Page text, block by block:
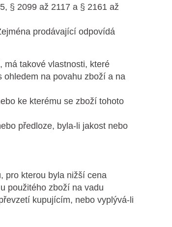
§ 2099 až 2117 a § 2161 až
prodávající odpovídá
má takové vlastnosti, které
na povahu zboží a na
ke kterému se zboží tohoto
předloze, byla-li jakost nebo
pro kterou byla nižší cena
použitého zboží na vadu
kupujícím, nebo vyplývá-li